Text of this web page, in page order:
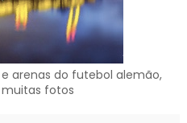
arenas do futebol alemão,
fotos